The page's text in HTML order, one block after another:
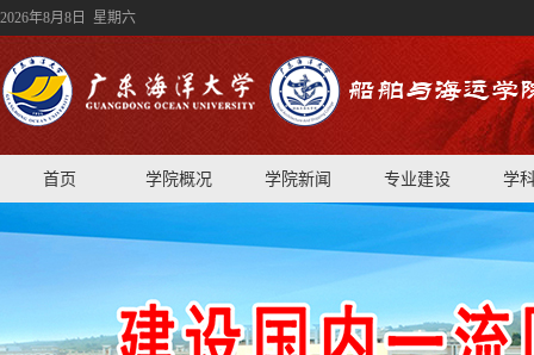
2026年8月8日 星期六
首页 学院概况 学院新闻 专业建设 学